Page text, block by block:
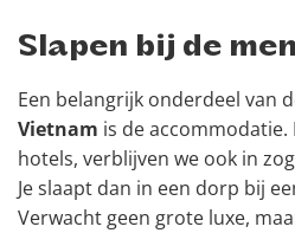
Slapen bij de
Een belangrijk onderdeel van
Vietnam is de
hotels, verblijven we ook in
Je slaapt dan in een dorp bij
Verwacht geen grote luxe,